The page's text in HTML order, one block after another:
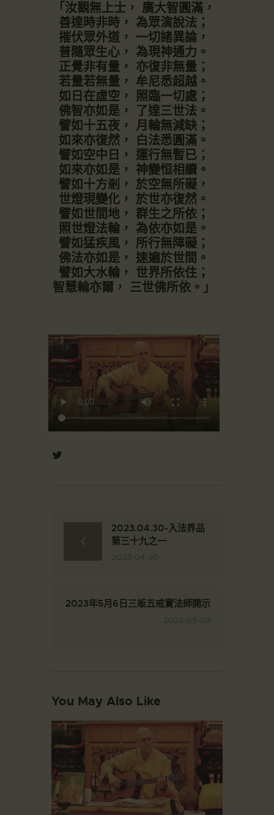
「汝觀無上士， 廣大智圓滿，
善達時非時， 為眾演說法；
摧伏眾外道， 一切諸異論，
普隨眾生心， 為現神通力。
正覺非有量， 亦復非無量；
若量若無量， 牟尼悉超越。
如日在虛空， 照臨一切處；
佛智亦如是， 了達三世法。
譬如十五夜， 月輪無減缺；
如來亦復然， 白法悉圓滿。
譬如空中日， 運行無暫已；
如來亦如是， 神變恒相續。
譬如十方剎， 於空無所礙，
世燈現變化， 於世亦復然。
譬如世間地， 群生之所依；
照世燈法輪， 為依亦如是。
譬如猛疾風， 所行無障礙；
佛法亦如是， 速遍於世間。
譬如大水輪， 世界所依住；
智慧輪亦爾， 三世佛所依。」
2023.04.30-入法界品
第三十九之一
2023年5月6日三皈五戒實法師開示
You May Also Like